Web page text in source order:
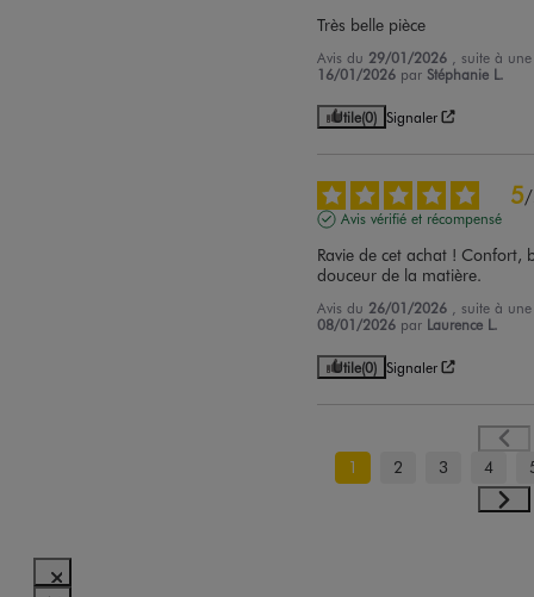
Très belle pièce
Avis du 29/01/2026
, suite à
16/01/2026 par Stéphanie L.
Utile(0) Signaler
5/
Avis vérifié et récompensé
Ravie de cet achat ! Confort,
douceur de la matière.
Avis du 26/01/2026
, suite à
08/01/2026 par Laurence L.
Utile(0) Signaler
1 2 3 4